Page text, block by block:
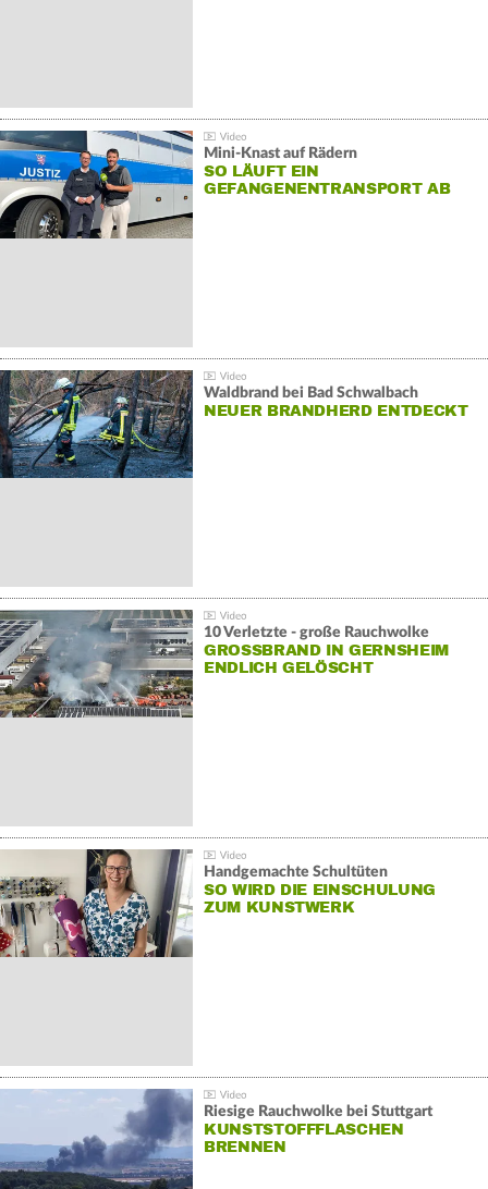
Mini-Knast auf Rädern
SO LÄUFT EIN
GEFANGENENTRANSPORT AB
Waldbrand bei Bad Schwalbach
NEUER BRANDHERD ENTDECKT
10 Verletzte - große Rauchwolke
GROSSBRAND IN GERNSHEIM E
NDLICH GELÖSCHT
Handgemachte Schultüten
SO WIRD DIE EINSCHULUNG
ZUM KUNSTWERK
Riesige Rauchwolke bei Stuttgart
KUNSTSTOFFFLASCHEN
BRENNEN